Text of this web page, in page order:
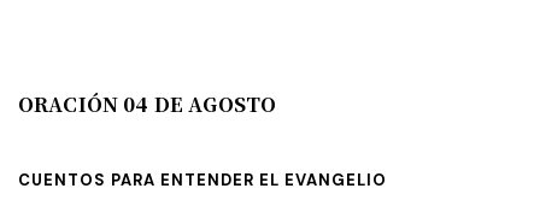
ORACIÓN 04 DE AGOSTO
CUENTOS PARA ENTENDER EL EVANGELIO